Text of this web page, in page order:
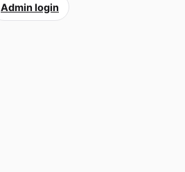
Admin login